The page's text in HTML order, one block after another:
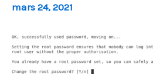
mars 24, 2021